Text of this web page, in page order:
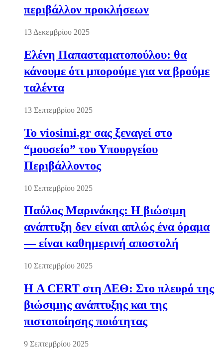
περιβάλλον προκλήσεων
13 Δεκεμβρίου 2025
Ελένη Παπασταματοπούλου: θα
κάνουμε ότι μπορούμε για να βρούμε
ταλέντα
13 Σεπτεμβρίου 2025
Το viosimi.gr σας ξεναγεί στο
“μουσείο” του Υπουργείου
Περιβάλλοντος
10 Σεπτεμβρίου 2025
Παύλος Μαρινάκης: Η βιώσιμη
ανάπτυξη δεν είναι απλώς ένα όραμα
— είναι καθημερινή αποστολή
10 Σεπτεμβρίου 2025
Η A CERT στη ΔΕΘ: Στο πλευρό της
βιώσιμης ανάπτυξης και της
πιστοποίησης ποιότητας
9 Σεπτεμβρίου 2025